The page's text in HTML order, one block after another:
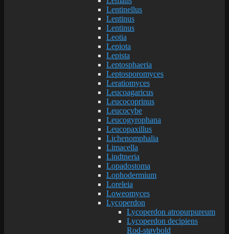
Lentinellus
Lentinus
Lentinus
Leotia
Lepiota
Lepista
Leptosphaeria
Leptosporomyces
Leratiomyces
Leucoagaricus
Leucocoprinus
Leucocybe
Leucogyrophana
Leucopaxillus
Lichenomphalia
Limacella
Lindtneria
Lopadostoma
Lophodermium
Loreleia
Loweomyces
Lycoperdon
Lycoperdon atropurpureum
Lycoperdon decipiens
Rod-støvbold